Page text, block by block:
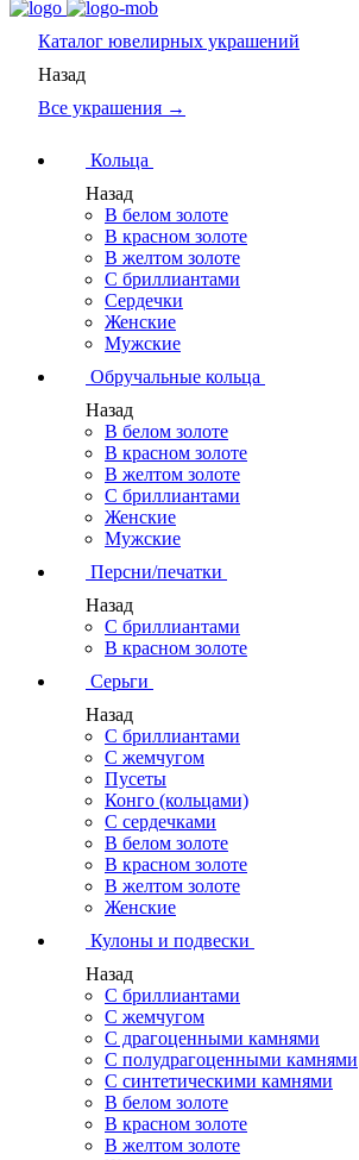
Каталог ювелирных украшений
Назад
Все украшения →
Кольца
Назад
В белом золоте
В красном золоте
В желтом золоте
С бриллиантами
Сердечки
Женские
Мужские
Обручальные кольца
Назад
В белом золоте
В красном золоте
В желтом золоте
С бриллиантами
Женские
Мужские
Персни/печатки
Назад
С бриллиантами
В красном золоте
Серьги
Назад
С бриллиантами
С жемчугом
Пусеты
Конго (кольцами)
С сердечками
В белом золоте
В красном золоте
В желтом золоте
Женские
Кулоны и подвески
Назад
С бриллиантами
С жемчугом
С драгоценными камнями
С полудрагоценными камнями
С синтетическими камнями
В белом золоте
В красном золоте
В желтом золоте